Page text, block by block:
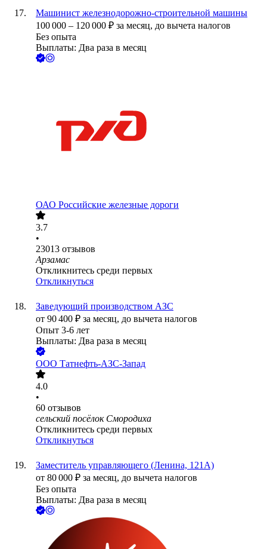
Машинист железнодорожно-строительной машины
100 000 – 120 000 ₽ за месяц, до вычета налогов
Без опыта
Выплаты: Два раза в месяц
ОАО Российские железные дороги
3.7
•
23013 отзывов
Арзамас
Откликнитесь среди первых
Откликнуться
Заведующий производством АЗС
от 90 400 ₽ за месяц, до вычета налогов
Опыт 3-6 лет
Выплаты: Два раза в месяц
ООО Татнефть-АЗС-Запад
4.0
•
60 отзывов
сельский посёлок Смородиха
Откликнитесь среди первых
Откликнуться
Заместитель управляющего (Ленина, 121А)
от 80 000 ₽ за месяц, до вычета налогов
Без опыта
Выплаты: Два раза в месяц